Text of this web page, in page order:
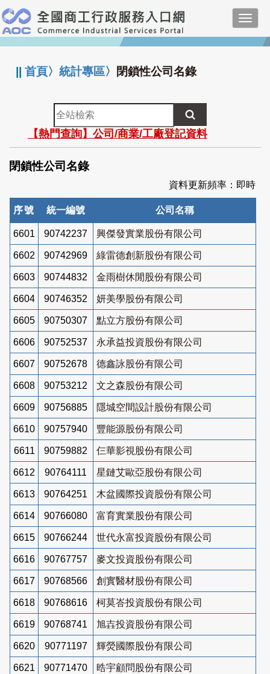
跳
到
主
要
:::
||首頁〉統計專區〉 閉鎖性公司名錄
全
站
檢
索
【熱門查詢】公司/商業/工廠登記資料
閉鎖性公司名錄
資料更新頻率：即時
序號 統一編號 公司名稱
6601 90742237 興傑發實業股份有限公司
6602 90742969 綠雷德創新股份有限公司
6603 90744832 金雨樹休閒股份有限公司
6604 90746352 妍美學股份有限公司
6605 90750307 點立方股份有限公司
6606 90752537 永承益投資股份有限公司
6607 90752678 德鑫詠股份有限公司
6608 90753212 文之森股份有限公司
6609 90756885 隱城空間設計股份有限公司
6610 90757940 豐能源股份有限公司
6611 90759882 仨華影視股份有限公司
6612 90764111 星鏈艾歐亞股份有限公司
6613 90764251 木盆國際投資股份有限公司
6614 90766080 富育實業股份有限公司
6615 90766244 世代永富投資股份有限公司
6616 90767757 麥文投資股份有限公司
6617 90768566 創實醫材股份有限公司
6618 90768616 柯莫峇投資股份有限公司
6619 90768741 旭壵投資股份有限公司
6620 90771197 輝熒國際股份有限公司
6621 90771470 晧宇顧問股份有限公司